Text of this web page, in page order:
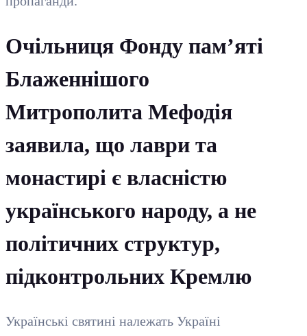
Очільниця Фонду пам’яті
Блаженнішого
Митрополита Мефодія
заявила, що лаври та
монастирі є власністю
українського народу, а не
політичних структур,
підконтрольних Кремлю
Українські святині належать Україні